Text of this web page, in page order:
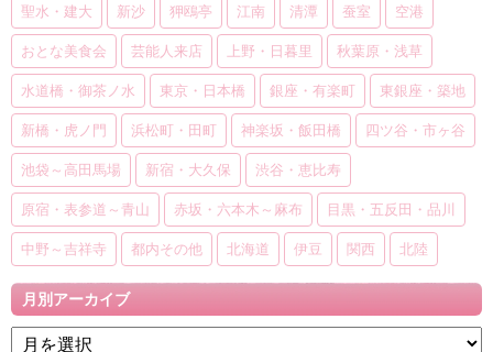
聖水・建大 新沙 狎鴎亭 江南 清潭 蚕室 空港
おとな美食会 芸能人来店 上野・日暮里 秋葉原・浅草
水道橋・御茶ノ水 東京・日本橋 銀座・有楽町 東銀座・築地
新橋・虎ノ門 浜松町・田町 神楽坂・飯田橋 四ツ谷・市ヶ谷
池袋～高田馬場 新宿・大久保 渋谷・恵比寿
原宿・表参道～青山 赤坂・六本木～麻布 目黒・五反田・品川
中野～吉祥寺 都内その他 北海道 伊豆 関西 北陸
月別アーカイブ